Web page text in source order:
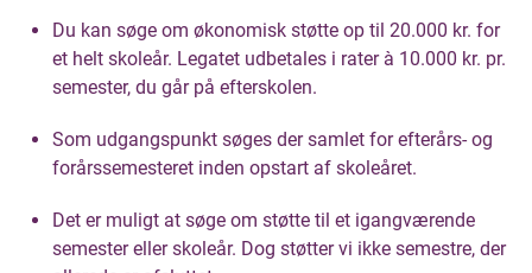
Du kan søge om økonomisk støtte op til 20.000 kr. for
et helt skoleår. Legatet udbetales i rater à 10.000 kr. pr.
semester, du går på efterskolen.
Som udgangspunkt søges der samlet for efterårs- og
forårssemesteret inden opstart af skoleåret.
Det er muligt at søge om støtte til et igangværende
semester eller skoleår. Dog støtter vi ikke semestre, der